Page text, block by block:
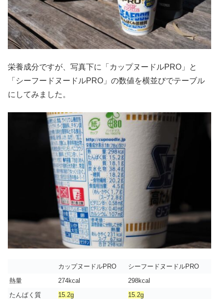
栄養成分ですが、写真下に「カップヌードルPRO」と
「シーフードヌードルPRO」の数値を横並びでテーブル
にしてみました。
カップヌードルPRO
シーフードヌードルPRO
熱量
274kcal
298kcal
たんぱく質
15.2g
15.2g